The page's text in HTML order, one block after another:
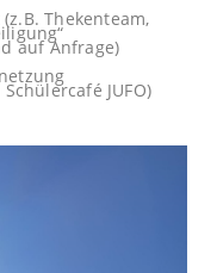
Thekenteam,
auf Anfrage)
JUFO)